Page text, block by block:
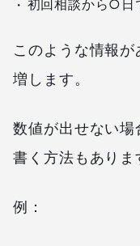
初回相談から○日
このような情報
増します。
数値が出せない
書く方法もありま
例：